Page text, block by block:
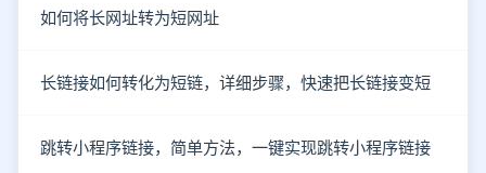
如何将长网址转为短网址
长链接如何转化为短链，详细步骤，快速把长链接变短
跳转小程序链接，简单方法，一键实现跳转小程序链接